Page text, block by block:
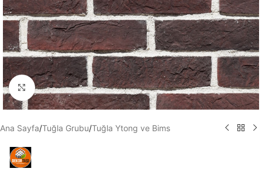
Büyütmek için tıklayın
Ana Sayfa/Tuğla Grubu/Tuğla Ytong ve Bims